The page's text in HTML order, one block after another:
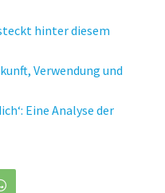
hinter diesem
Verwendung und
Eine Analyse der